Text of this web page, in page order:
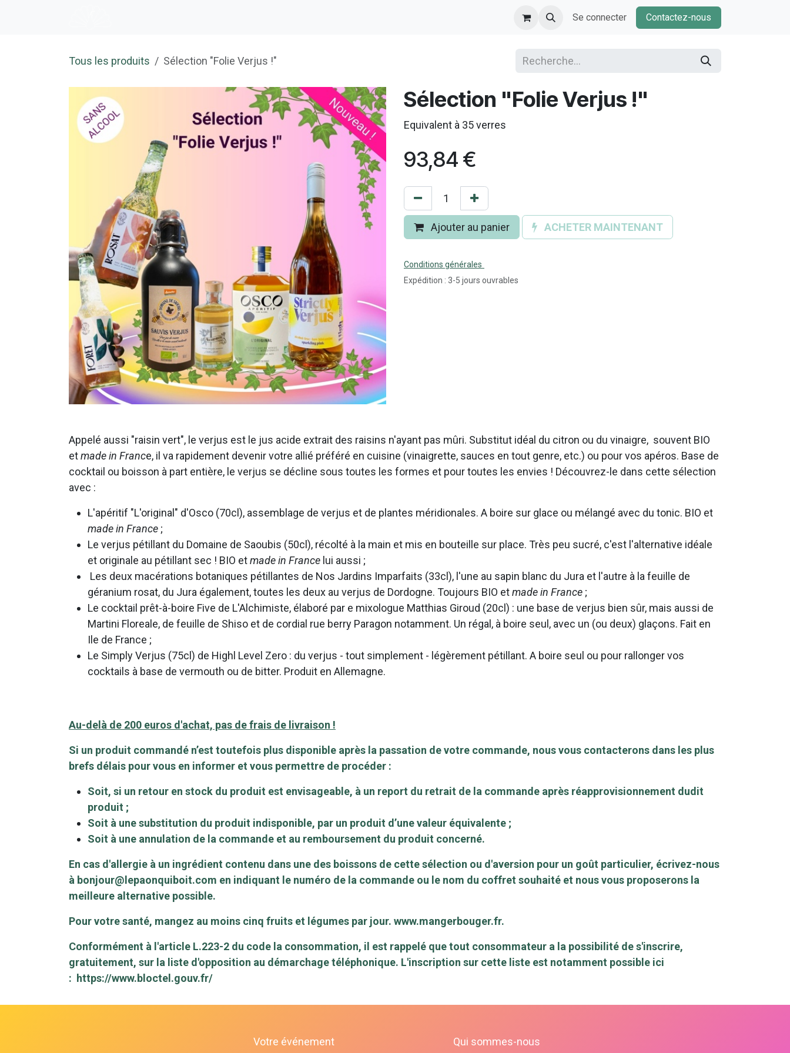
Se connecter Contactez-nous
Tous les produits Sélection "Folie Verjus !"
Sélection "Folie Verjus !"
Equivalent à 35 verres
93,84 €
Ajouter au panier ACHETER MAINTENANT
Conditions générales
Expédition : 3-5 jours ouvrables
Appelé aussi "raisin vert", le verjus est le jus acide extrait des raisins n'ayant pas mûri. Substitut idéal du citron ou du vinaigre, souvent BIO
etmade in France, il va rapidement devenir votre allié préféré en cuisine (vinaigrette, sauces en tout genre, etc.) ou pour vos apéros. Base de
cocktail ou boisson à part entière, le verjus se décline sous toutes les formes et pour toutes les envies ! Découvrez-le dans cette sélection
avec :
L'apéritif "L'original" d'Osco (70cl), assemblage de verjus et de plantes méridionales. A boire sur glace ou mélangé avec du tonic. BIO et
made in France ;
Le verjus pétillant du Domaine de Saoubis (50cl), récolté à la main et mis en bouteille sur place. Très peu sucré, c'est l'alternative idéale
et originale au pétillant sec ! BIO etmade in France lui aussi ;
Les deux macérations botaniques pétillantes de Nos Jardins Imparfaits (33cl), l'une au sapin blanc du Jura et l'autre à la feuille de
géranium rosat, du Jura également, toutes les deux au verjus de Dordogne. Toujours BIO etmade in France ;
Le cocktail prêt-à-boire Five de L'Alchimiste, élaboré par e mixologue Matthias Giroud (20cl) : une base de verjus bien sûr, mais aussi de
Martini Floreale, de feuille de Shiso et de cordial rue berry Paragon notamment. Un régal, à boire seul, avec un (ou deux) glaçons. Fait en
Ile de France ;
Le Simply Verjus (75cl) de Highl Level Zero : du verjus - tout simplement - légèrement pétillant. A boire seul ou pour rallonger vos
cocktails à base de vermouth ou de bitter. Produit en Allemagne.
Au-delà de 200 euros d'achat, pas de frais de livraison !
Si un produit commandé n’est toutefois plus disponible après la passation de votre commande, nous vous contacterons dans les plus
brefs délais pour vous en informer et vous permettre de procéder :
Soit, si un retour en stock du produit est envisageable, à un report du retrait de la commande après réapprovisionnement dudit
produit ;
Soit à une substitution du produit indisponible, par un produit d’une valeur équivalente ;
Soit à une annulation de la commande et au remboursement du produit concerné.
En cas d'allergie à un ingrédient contenu dans une des boissons de cette sélection ou d'aversion pour un goût particulier, écrivez-nous
à bonjour@lepaonquiboit.com en indiquant le numéro de la commande ou le nom du coffret souhaité et nous vous proposerons la
meilleure alternative possible.
Pour votre santé, mangez au moins cinq fruits et légumes par jour. www.mangerbouger.fr.
Conformément à l'article L.223-2 du code la consommation, il est rappelé que tout consommateur a la possibilité de s'inscrire,
gratuitement, sur la liste d'opposition au démarchage téléphonique. L'inscription sur cette liste est notamment possible ici
: https://www.bloctel.gouv.fr/
Qui sommes-nous
Votre événement